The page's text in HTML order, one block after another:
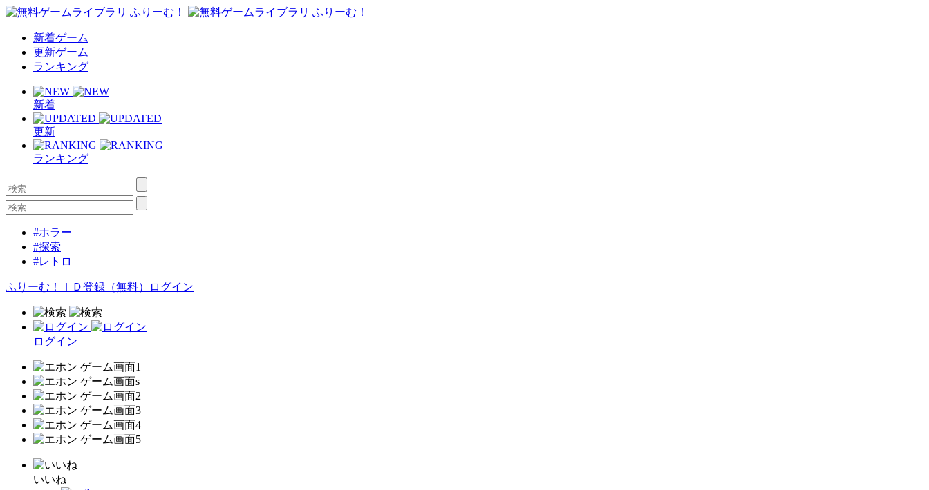
新着ゲーム
更新ゲーム
ランキング
新着
更新
ランキング
#ホラー
#探索
#レトロ
ふりーむ！ＩＤ登録（無料） ログイン
ログイン
いいね